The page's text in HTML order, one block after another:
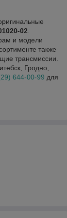
02.
и модели
также
трансмиссии.
Гродно,
644-00-99 для